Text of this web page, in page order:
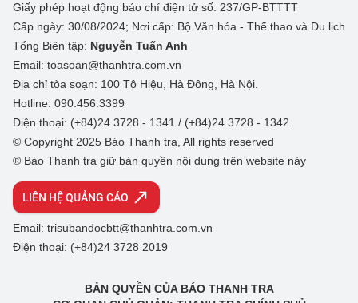
Giấy phép hoạt động báo chí điện tử số: 237/GP-BTTTT
Cấp ngày: 30/08/2024; Nơi cấp: Bộ Văn hóa - Thể thao và Du lịch
Tổng Biên tập: Nguyễn Tuấn Anh
Email: toasoan@thanhtra.com.vn
Địa chỉ tòa soạn: 100 Tô Hiệu, Hà Đông, Hà Nội.
Hotline: 090.456.3399
Điện thoại: (+84)24 3728 - 1341 / (+84)24 3728 - 1342
© Copyright 2025 Báo Thanh tra, All rights reserved
® Báo Thanh tra giữ bản quyền nội dung trên website này
LIÊN HỆ QUẢNG CÁO
Email: trisubandocbtt@thanhtra.com.vn
Điện thoại: (+84)24 3728 2019
BẢN QUYỀN CỦA BÁO THANH TRA